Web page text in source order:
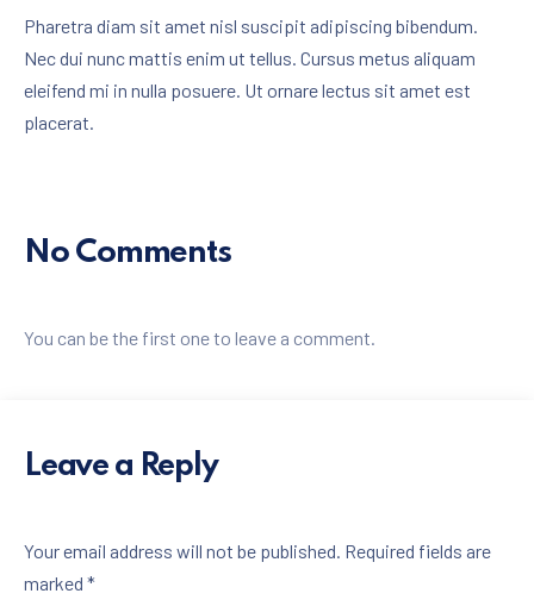
Pharetra diam sit amet nisl suscipit adipiscing bibendum.
Nec dui nunc mattis enim ut tellus. Cursus metus aliquam
eleifend mi in nulla posuere. Ut ornare lectus sit amet est
placerat.
No Comments
You can be the first one to leave a comment.
Leave a Reply
Your email address will not be published. Required fields are
marked *